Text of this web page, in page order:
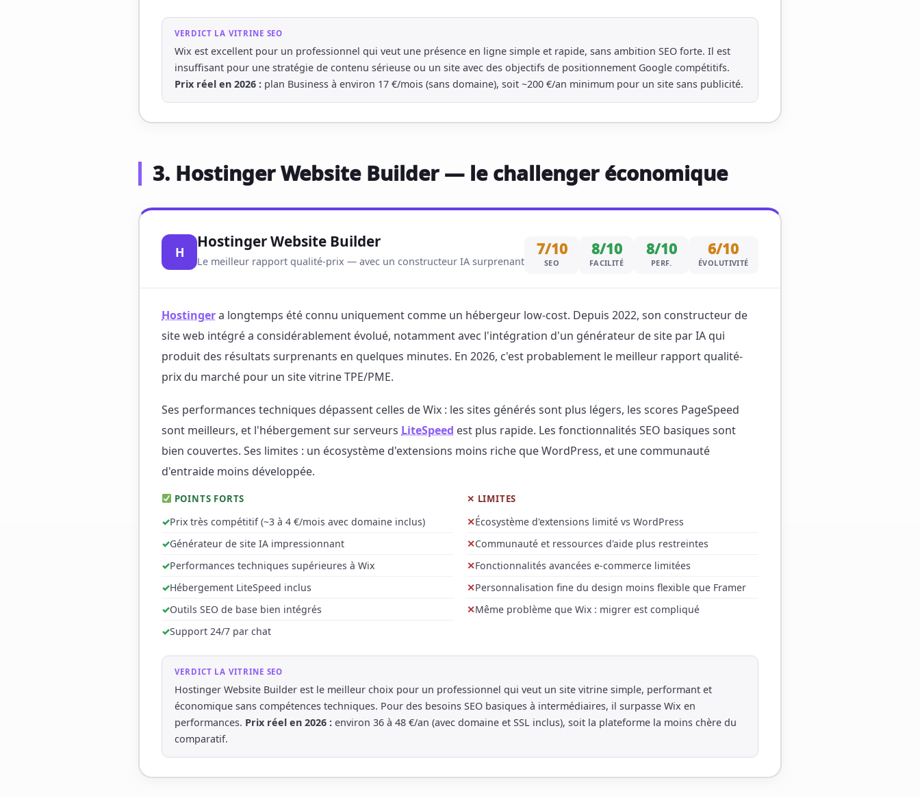
VERDICT LA VITRINE SEO
Wix est excellent pour un professionnel qui veut une présence en ligne simple et rapide, sans ambition SEO forte. Il est
insuffisant pour une stratégie de contenu sérieuse ou un site avec des objectifs de positionnement Google compétitifs.
Prix réel en 2026 : plan Business à environ 17 €/mois (sans domaine), soit ~200 €/an minimum pour un site sans publicité.
3. Hostinger Website Builder — le challenger économique
H
Hostinger Website Builder
Le meilleur rapport qualité-prix — avec un constructeur IA surprenant
7/10
SEO
8/10
FACILITÉ
8/10
PERF.
6/10
ÉVOLUTIVITÉ
Hostingera longtemps été connu uniquement comme un hébergeur low-cost. Depuis 2022, son constructeur de
site web intégré a considérablement évolué, notamment avec l'intégration d'un générateur de site par IA qui
produit des résultats surprenants en quelques minutes. En 2026, c'est probablement le meilleur rapport qualité-
prix du marché pour un site vitrine TPE/PME.
Ses performances techniques dépassent celles de Wix : les sites générés sont plus légers, les scores PageSpeed
sont meilleurs, et l'hébergement sur serveurs LiteSpeed est plus rapide. Les fonctionnalités SEO basiques sont
bien couvertes. Ses limites : un écosystème d'extensions moins riche que WordPress, et une communauté
d'entraide moins développée.
POINTS FORTS
Prix très compétitif (~3 à 4 €/mois avec domaine inclus)
Générateur de site IA impressionnant
Performances techniques supérieures à Wix
Hébergement LiteSpeed inclus
Outils SEO de base bien intégrés
Support 24/7 par chat
✕ LIMITES
Écosystème d'extensions limité vs WordPress
Communauté et ressources d'aide plus restreintes
Fonctionnalités avancées e-commerce limitées
Personnalisation fine du design moins flexible que Framer
Même problème que Wix : migrer est compliqué
VERDICT LA VITRINE SEO
Hostinger Website Builder est le meilleur choix pour un professionnel qui veut un site vitrine simple, performant et
économique sans compétences techniques. Pour des besoins SEO basiques à intermédiaires, il surpasse Wix en
performances. Prix réel en 2026 : environ 36 à 48 €/an (avec domaine et SSL inclus), soit la plateforme la moins chère du
comparatif.